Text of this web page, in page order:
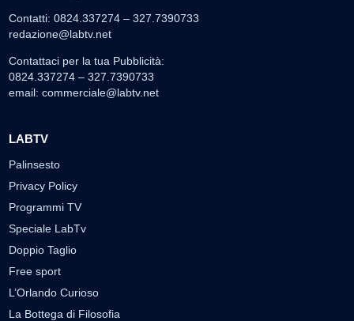
Contatti: 0824.337274 – 327.7390733
redazione@labtv.net
Contattaci per la tua Pubblicità:
0824.337274 – 327.7390733
email: commerciale@labtv.net
LABTV
Palinsesto
Privacy Policy
Programmi TV
Speciale LabTv
Doppio Taglio
Free sport
L’Orlando Curioso
La Bottega di Filosofia